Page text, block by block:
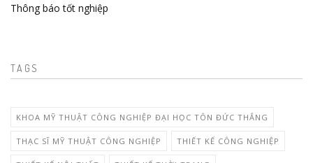
Thông báo tốt nghiệp
TAGS
KHOA MỸ THUẬT CÔNG NGHIỆP ĐẠI HỌC TÔN ĐỨC THẮNG
THẠC SĨ MỸ THUẬT CÔNG NGHIỆP THIẾT KẾ CÔNG NGHIỆP